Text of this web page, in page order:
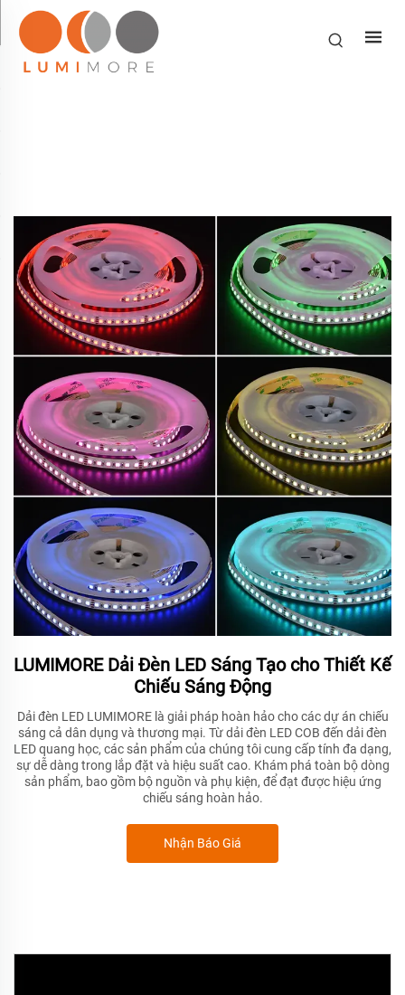
LUMIMORE Dải Đèn LED Sáng Tạo cho Thiết Kế
Chiếu Sáng Động
Dải đèn LED LUMIMORE là giải pháp hoàn hảo cho các dự án chiếu
sáng cả dân dụng và thương mại. Từ dải đèn LED COB đến dải đèn
LED quang học, các sản phẩm của chúng tôi cung cấp tính đa dạng,
sự dễ dàng trong lắp đặt và hiệu suất cao. Khám phá toàn bộ dòng
sản phẩm, bao gồm bộ nguồn và phụ kiện, để đạt được hiệu ứng
chiếu sáng hoàn hảo.
Nhận Báo Giá